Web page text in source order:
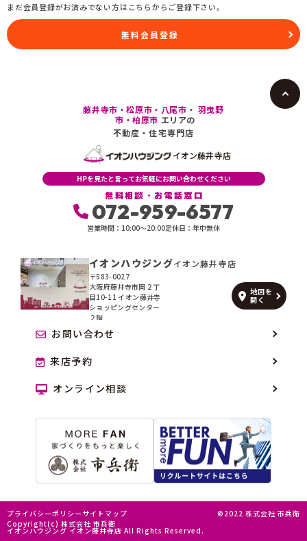
まだ会員登録がお済みでない方はこちらからご登録下さい。
無料会員登録
藤井寺市・松原市・八尾市・ 羽曳野
市・柏原市 エリアの
不動産・住宅専門店
イオン藤井寺店
HPを見たと言ってお気軽にお問い合わせください
無料相談・お電話窓口
072-959-6577
営業時間：10:00〜20:00定休日：年中無休
イオンハウジングイオン藤井寺店
〒583-0027
大阪府藤井寺市岡２丁
目10-11 イオン藤井寺
ショッピングセンター
２階
地図を
開く
お問い合わせ
来店予約
オンライン相談
プライバシーポリシー サイトマップ
©2022 株式会社 市兵衛
Copyright(c) 株式会社 市兵衛
イオンハウジング イオン藤井寺店 All Rights Reserved.